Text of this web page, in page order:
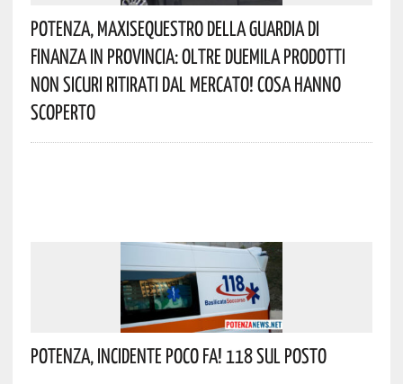
Potenza, Maxisequestro Della Guardia Di
Finanza In Provincia: Oltre Duemila Prodotti
Non Sicuri Ritirati Dal Mercato! Cosa Hanno
Scoperto
Potenza, Incidente Poco Fa! 118 Sul Posto